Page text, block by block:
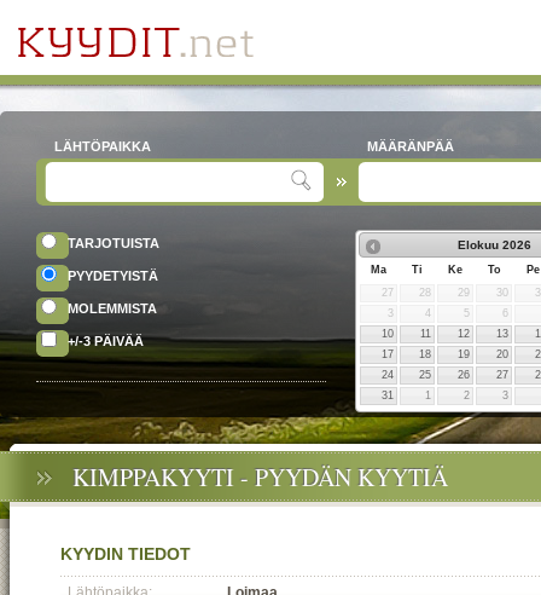
LÄHTÖPAIKKA MÄÄRÄNPÄÄ
TARJOTUISTA
PYYDETYISTÄ
MOLEMMISTA
+/-3 PÄIVÄÄ
Elokuu 2026
Ma Ti Ke To
Pe
27
28 29 30
3
4 5
6
10
11 12 13
17
18 19 20
24
25 26 27
31
1 2 3
KIMPPAKYYTI - PYYDÄN KYYTIÄ
KYYDIN TIEDOT